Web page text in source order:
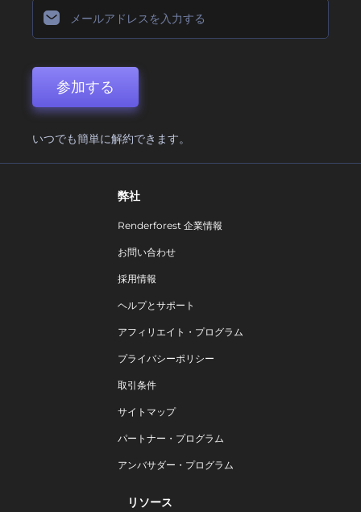
参加する
いつでも簡単に解約できます。
弊社
Renderforest 企業情報
お問い合わせ
採用情報
ヘルプとサポート
アフィリエイト・プログラム
プライバシーポリシー
取引条件
サイトマップ
パートナー・プログラム
アンバサダー・プログラム
リソース